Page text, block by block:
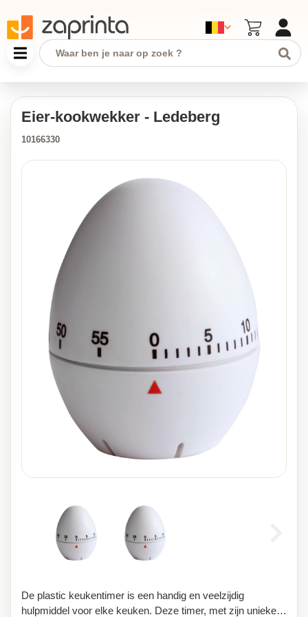
Eier-kookwekker - Ledeberg
10166330
De plastic keukentimer is een handig en veelzijdig
hulpmiddel voor elke keuken. Deze timer, met zijn unieke